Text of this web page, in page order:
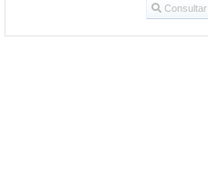
Consultar
Consultar